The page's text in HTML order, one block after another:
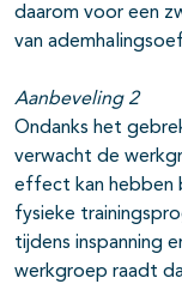
daarom voor een
van
Aanbeveling 2
Ondanks het
verwacht de
effect kan hebben
fysieke
tijdens inspanning
werkgroep raadt